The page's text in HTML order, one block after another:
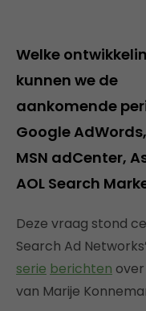
Welke
kunnen we de
aankomende
Google
MSN adCenter,
AOL Search
Deze vraag stond
Search Ad
serie berichten
van Marije